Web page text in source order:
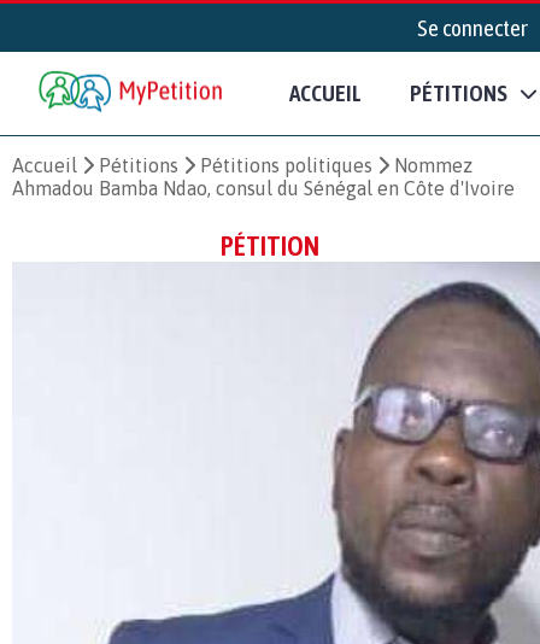
Se connecter
ACCUEIL PÉTITIONS
Accueil Pétitions Pétitions politiques
Nommez
Ahmadou Bamba Ndao, consul du Sénégal en Côte d'Ivoire
PÉTITION